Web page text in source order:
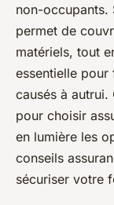
non-occupants.
permet de
matériels, tout
essentielle
causés à
pour choisir
en lumière les
conseils
sécuriser votre